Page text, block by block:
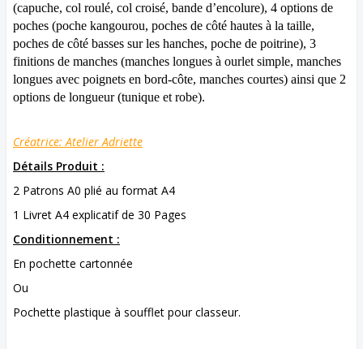
(capuche, col roulé, col croisé, bande d’encolure), 4 options de
poches (poche kangourou, poches de côté hautes à la taille,
poches de côté basses sur les hanches, poche de poitrine), 3
finitions de manches (manches longues à ourlet simple, manches
longues avec poignets en bord-côte, manches courtes) ainsi que 2
options de longueur (tunique et robe).
Créatrice: Atelier Adriette
Détails Produit :
2 Patrons A0 plié au format A4
1 Livret A4 explicatif de 30 Pages
Conditionnement :
En pochette cartonnée
Ou
Pochette plastique à soufflet pour classeur.